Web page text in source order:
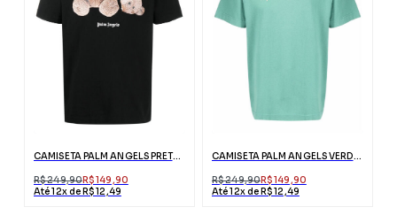
CAMISETA PALM ANGELS PRETA ESTAMPA URSO
R$ 249,90R$ 149,90
Até 12x de R$ 12,49
CAMISETA PALM ANGELS VERDE MIAMI COM LOGO
R$ 249,90R$ 149,90
Até 12x de R$ 12,49